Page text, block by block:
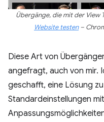
Übergänge, die mit der View
Website testen–
Diese Art von
angefragt, auch von mir.
geschafft, eine Lösung
Standardeinstellungen